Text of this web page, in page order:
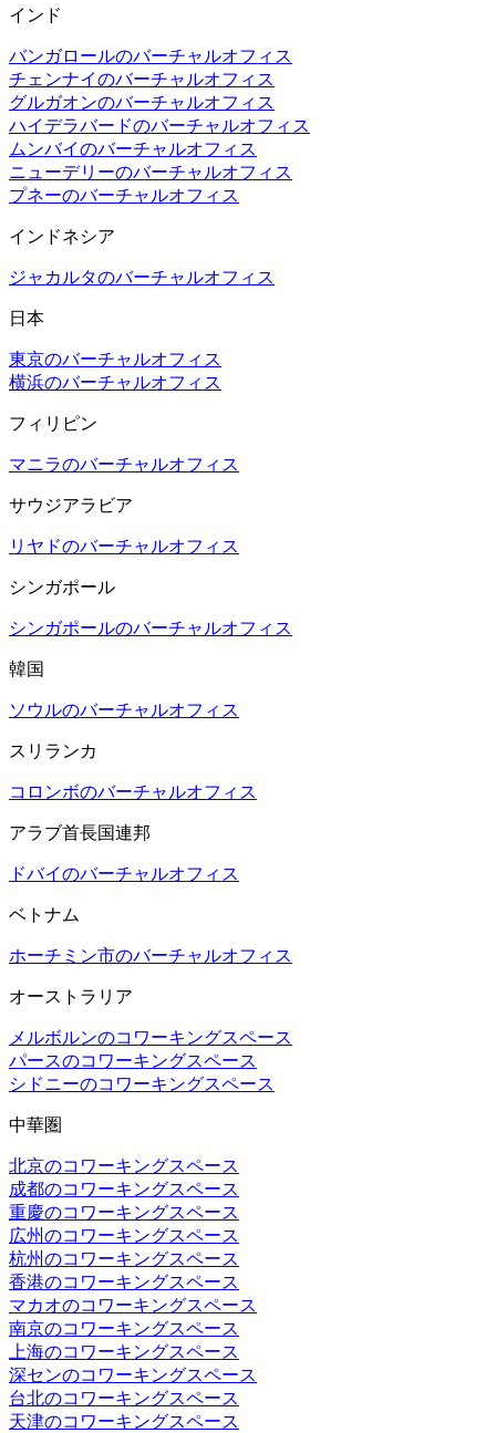
インド
バンガロールのバーチャルオフィス
チェンナイのバーチャルオフィス
グルガオンのバーチャルオフィス
ハイデラバードのバーチャルオフィス
ムンバイのバーチャルオフィス
ニューデリーのバーチャルオフィス
プネーのバーチャルオフィス
インドネシア
ジャカルタのバーチャルオフィス
日本
東京のバーチャルオフィス
横浜のバーチャルオフィス
フィリピン
マニラのバーチャルオフィス
サウジアラビア
リヤドのバーチャルオフィス
シンガポール
シンガポールのバーチャルオフィス
韓国
ソウルのバーチャルオフィス
スリランカ
コロンボのバーチャルオフィス
アラブ首長国連邦
ドバイのバーチャルオフィス
ベトナム
ホーチミン市のバーチャルオフィス
オーストラリア
メルボルンのコワーキングスペース
パースのコワーキングスペース
シドニーのコワーキングスペース
中華圏
北京のコワーキングスペース
成都のコワーキングスペース
重慶のコワーキングスペース
広州のコワーキングスペース
杭州のコワーキングスペース
香港のコワーキングスペース
マカオのコワーキングスペース
南京のコワーキングスペース
上海のコワーキングスペース
深センのコワーキングスペース
台北のコワーキングスペース
天津のコワーキングスペース